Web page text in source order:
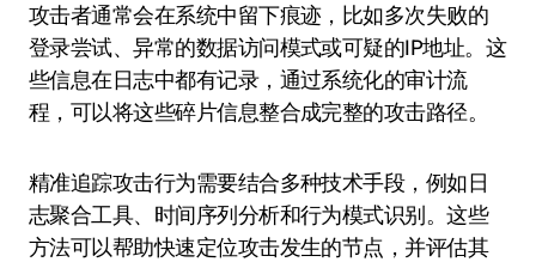
攻击者通常会在系统中留下痕迹，比如多次失败的
登录尝试、异常的数据访问模式或可疑的IP地址。这
些信息在日志中都有记录，通过系统化的审计流
程，可以将这些碎片信息整合成完整的攻击路径。
精准追踪攻击行为需要结合多种技术手段，例如日
志聚合工具、时间序列分析和行为模式识别。这些
方法可以帮助快速定位攻击发生的节点，并评估其